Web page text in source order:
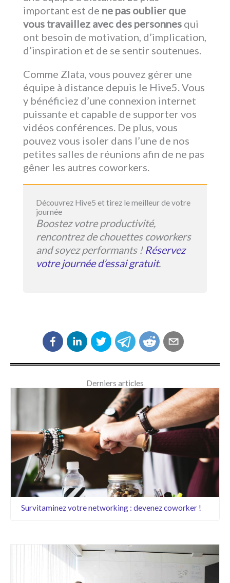
important est de ne pas oublier que
vous travaillez avec des personnes qui
ont besoin de motivation, d’implication,
d’inspiration et de se sentir soutenues.
Comme Zlata, vous pouvez gérer une
équipe à distance depuis le Hive5. Vous
y bénéficiez d’une connexion internet
puissante et capable de supporter vos
vidéos conférences. De plus, vous
pouvez vous isoler dans l’une de nos
petites salles de réunions afin de ne pas
gêner les autres coworkers.
Découvrez Hive5 et tirez le meilleur de votre
journée
Boostez votre productivité,
rencontrez de chouettes coworkers
and soyez performants ! Réservez
votre journée d’essai gratuit.
Derniers articles
Survitaminez votre networking : devenez coworker !